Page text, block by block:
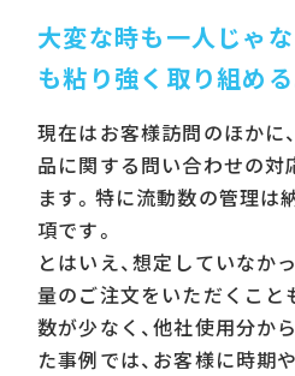
大変な時も一人じゃな
も粘り強く取り組める
現在はお客様訪問のほかに
品に関する問い合わせの対
ます。特に流動数の管理は
項です。
とはいえ、想定していなか
量のご注文をいただくこと
数が少なく、他社使用分か
た事例では、お客様に時期